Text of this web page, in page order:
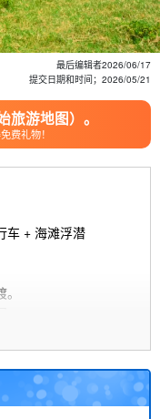
最后编辑者2026/06/17
提交日期和时间； 2026/05/21
游地图）。
费礼物！
车 + 海滩浮潜
班运行情况。
路线及注意事项
。
和拍照机会